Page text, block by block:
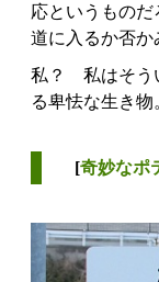
応というもの
道に入るか否か
私？ 私はそう
る卑怯な生き物
[奇妙なポ